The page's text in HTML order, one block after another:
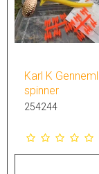
Karl K
spinner
254244